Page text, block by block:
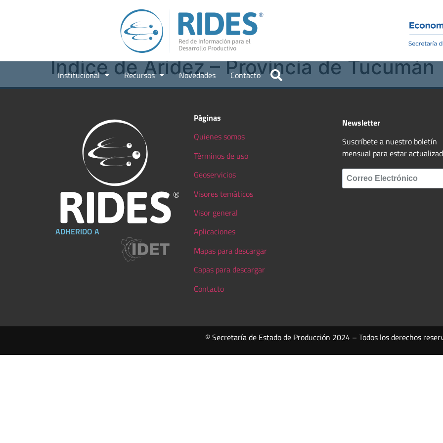
Institucional Recursos Novedades Contacto
Índice de Aridez – Provincia de Tucumán
ADHERIDO A
Páginas
Quienes somos
Términos de uso
Geoservicios
Visores temáticos
Visor general
Aplicaciones
Mapas para descargar
Capas para descargar
Contacto
Newsletter
Suscríbete a nuestro boletín
mensual para estar
© Secretaría de Estado de Producción 2024 – Todos los derechos